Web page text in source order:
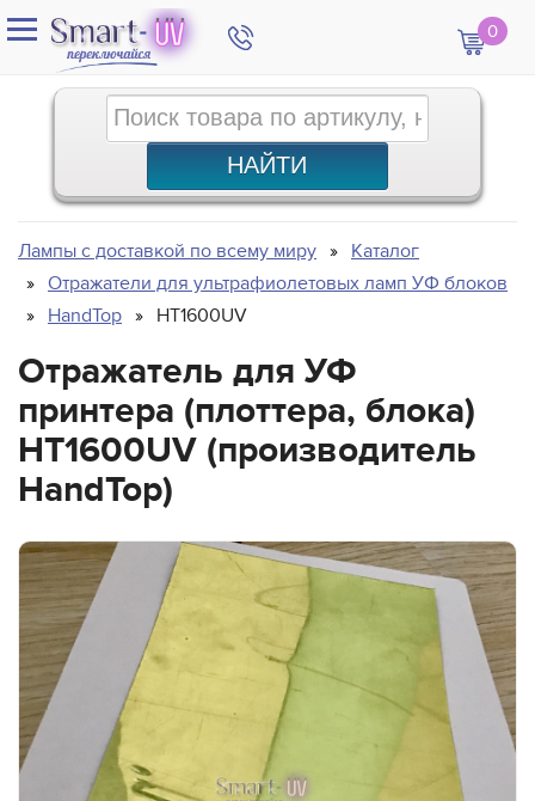
0
Лампы с доставкой по всему миру
Каталог
Отражатели для ультрафиолетовых ламп УФ блоков
HandTop
HT1600UV
Отражатель для УФ
принтера (плоттера, блока)
HT1600UV (производитель
HandTop)